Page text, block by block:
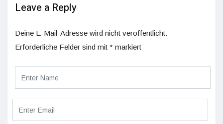
Leave a Reply
Deine E-Mail-Adresse wird nicht veröffentlicht.
Erforderliche Felder sind mit * markiert